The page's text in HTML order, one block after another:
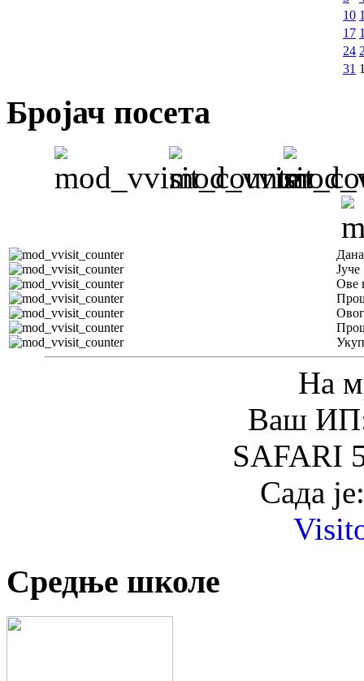
10
17
24
31
Бројач посета
Јуче
Ове
На
Ваш ИП:
SAFARI
Сада
Средње школе